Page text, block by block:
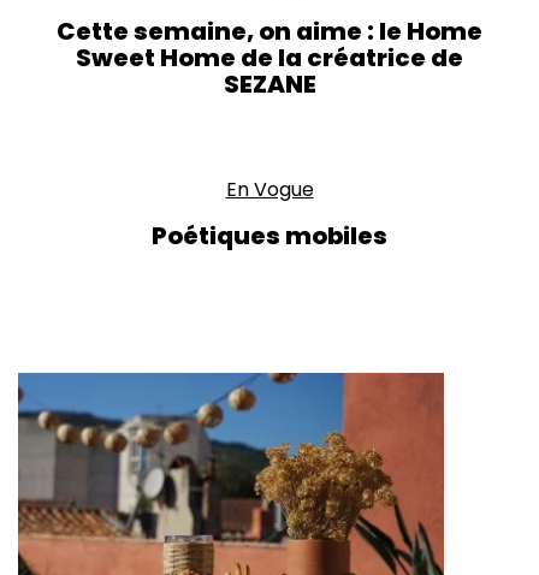
Cette semaine, on aime : le Home
Sweet Home de la créatrice de
SEZANE
En Vogue
Poétiques mobiles